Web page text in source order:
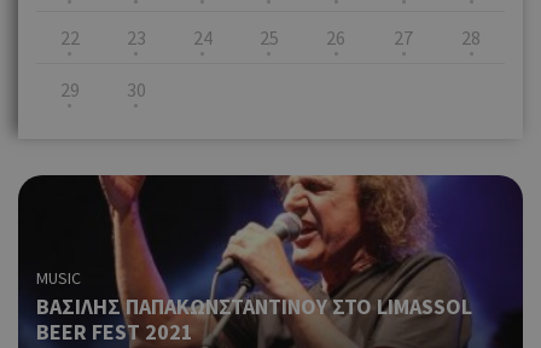
22 23 24 25 26 27 28
29 30
MUSIC
ΒΑΣΙΛΗΣ ΠΑΠΑΚΩΝΣΤΑΝΤΙΝΟΥ ΣΤΟ LIMASSOL
BEER FEST 2021